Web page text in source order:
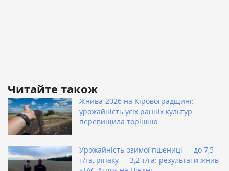
Читайте також
Жнива-2026 на Кіровоградщині:
урожайність усіх ранніх культур
перевищила торішню
Урожайність озимої пшениці — до 7,5
т/га, ріпаку — 3,2 т/га: результати жнив